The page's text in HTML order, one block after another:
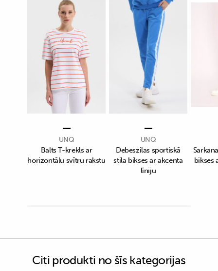
UNQ
Balts T-krekls ar
horizontālu svītru rakstu
UNQ
Debeszilas sportiskā
stila bikses ar akcenta
līniju
bikses
Citi produkti no šīs kategorijas